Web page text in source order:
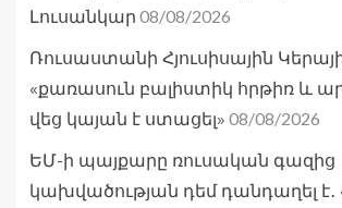
Լուսանկար 08/08/2026
Ռուսաստանի Հյուսիսային
«քառասուն բալիստիկ հրթիռ և
վեց կայան է ստացել» 08/08/2026
ԵՄ-ի պայքարը ռուսական գազից
կախվածության դեմ դանդաղել է․